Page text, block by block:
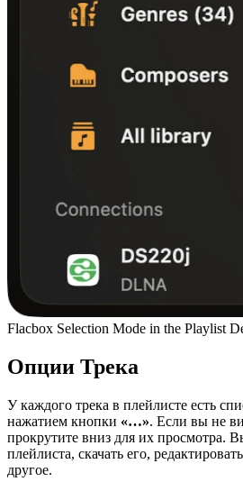
Flacbox Selection Mode in the Playlist
Опции Трека
У каждого трека в плейлисте есть
нажатием кнопки «…». Если вы не
прокрутите вниз для их просмотра.
плейлиста, скачать его,
другое.